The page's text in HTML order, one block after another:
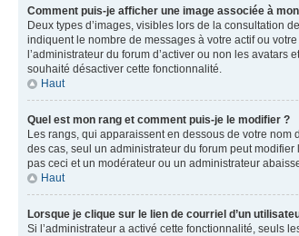
Comment puis-je afficher une image associée à
Deux types d’images, visibles lors de la consultation
indiquent le nombre de messages à votre actif ou
l’administrateur du forum d’activer ou non les
souhaité désactiver cette fonctionnalité.
Haut
Quel est mon rang et comment puis-je le modifier ?
Les rangs, qui apparaissent en dessous de votre
des cas, seul un administrateur du forum peut
pas ceci et un modérateur ou un administrateur
Haut
Lorsque je clique sur le lien de courriel d’un
Si l’administrateur a activé cette fonctionnalité, seuls